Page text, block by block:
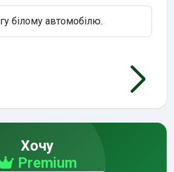
білому автомобілю.
Хочу
Premium